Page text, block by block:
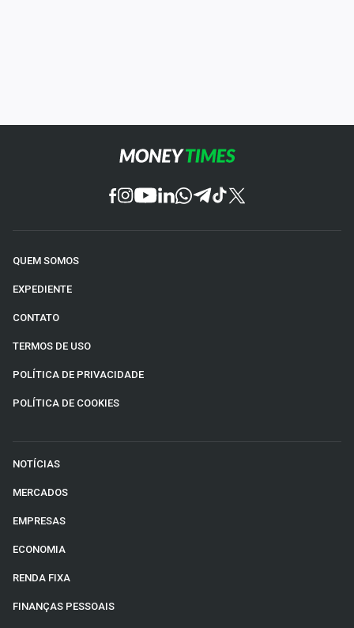
QUEM SOMOS
EXPEDIENTE
CONTATO
TERMOS DE USO
POLÍTICA DE PRIVACIDADE
POLÍTICA DE COOKIES
NOTÍCIAS
MERCADOS
EMPRESAS
ECONOMIA
RENDA FIXA
FINANÇAS PESSOAIS